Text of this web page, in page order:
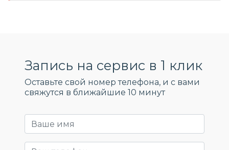
Запись на сервис в 1 клик
Оставьте свой номер телефона, и c вами
свяжутся в ближайшие 10 минут